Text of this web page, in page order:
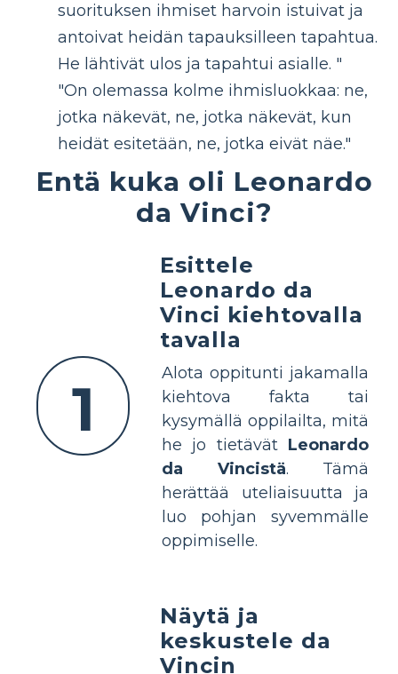
suorituksen ihmiset harvoin istuivat ja
antoivat heidän tapauksilleen tapahtua.
He lähtivät ulos ja tapahtui asialle. "
"On olemassa kolme ihmisluokkaa: ne,
jotka näkevät, ne, jotka näkevät, kun
heidät esitetään, ne, jotka eivät näe."
Entä kuka oli Leonardo
da Vinci?
1
Esittele
Leonardo da
Vinci kiehtovalla
tavalla
Alota oppitunti jakamalla
kiehtova fakta tai
kysymällä oppilailta, mitä
he jo tietävät Leonardo
da Vincistä. Tämä
herättää uteliaisuutta ja
luo pohjan syvemmälle
oppimiselle.
Näytä ja
keskustele da
Vincin